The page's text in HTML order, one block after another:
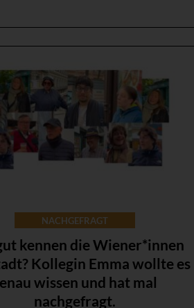
NACHGEFRAGT
kennen die Wiener*innen
Kollegin Emma wollte es
wissen und hat mal
nachgefragt.